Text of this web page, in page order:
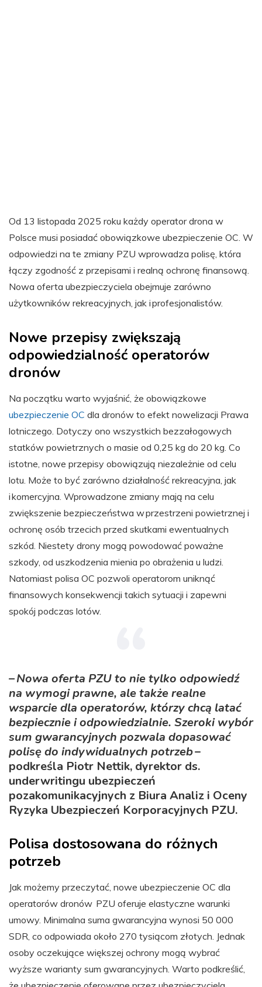
Od 13 listopada 2025 roku każdy operator drona w
Polsce musi posiadać obowiązkowe ubezpieczenie OC. W
odpowiedzi na te zmiany PZU wprowadza polisę, która
łączy zgodność z przepisami i realną ochronę finansową.
Nowa oferta ubezpieczyciela obejmuje zarówno
użytkowników rekreacyjnych, jak i profesjonalistów.
Nowe przepisy zwiększają
odpowiedzialność operatorów
dronów
Na początku warto wyjaśnić, że obowiązkowe
ubezpieczenie OC dla dronów to efekt nowelizacji Prawa
lotniczego. Dotyczy ono wszystkich bezzałogowych
statków powietrznych o masie od 0,25 kg do 20 kg. Co
istotne, nowe przepisy obowiązują niezależnie od celu
lotu. Może to być zarówno działalność rekreacyjna, jak
i komercyjna. Wprowadzone zmiany mają na celu
zwiększenie bezpieczeństwa w przestrzeni powietrznej i
ochronę osób trzecich przed skutkami ewentualnych
szkód. Niestety drony mogą powodować poważne
szkody, od uszkodzenia mienia po obrażenia u ludzi.
Natomiast polisa OC pozwoli operatorom uniknąć
finansowych konsekwencji takich sytuacji i zapewni
spokój podczas lotów.
– Nowa oferta PZU to nie tylko odpowiedź
na wymogi prawne, ale także realne
wsparcie dla operatorów, którzy chcą latać
bezpiecznie i odpowiedzialnie. Szeroki wybór
sum gwarancyjnych pozwala dopasować
polisę do indywidualnych potrzeb–
podkreśla Piotr Nettik, dyrektor ds.
underwritingu ubezpieczeń
pozakomunikacyjnych z Biura Analiz i Oceny
Ryzyka Ubezpieczeń Korporacyjnych PZU.
Polisa dostosowana do różnych
potrzeb
Jak możemy przeczytać, nowe ubezpieczenie OC dla
operatorów dronów PZU oferuje elastyczne warunki
umowy. Minimalna suma gwarancyjna wynosi 50 000
SDR, co odpowiada około 270 tysiącom złotych. Jednak
osoby oczekujące większej ochrony mogą wybrać
wyższe warianty sum gwarancyjnych. Warto podkreślić,